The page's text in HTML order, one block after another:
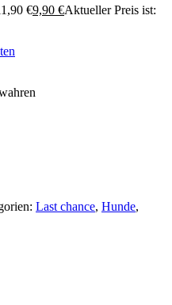
€9,90 €Aktueller Preis ist:
Last chance, Hunde,